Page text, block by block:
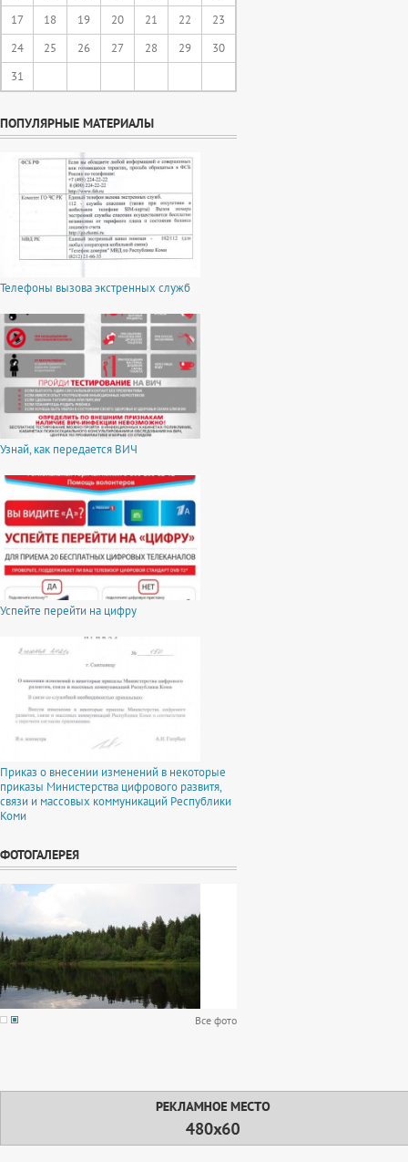
17
18 19 20 21 22
23
24
25 26 27 28 29
30
31
ПОПУЛЯРНЫЕ МАТЕРИАЛЫ
Телефоны вызова экстренных служб
Узнай, как передается ВИЧ
Успейте перейти на цифру
Приказ о внесении изменений в некоторые
приказы Министерства цифрового развитя,
связи и массовых коммуникаций Республики
Коми
ФОТОГАЛЕРЕЯ
Все фото